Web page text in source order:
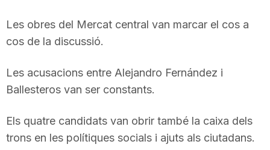
r
r
a
Les obres del Mercat central van marcar el cos a
cos de la discussió.
Les acusacions entre Alejandro Fernández i
Ballesteros van ser constants.
Els quatre candidats van obrir també la caixa dels
trons en les polítiques socials i ajuts als ciutadans.